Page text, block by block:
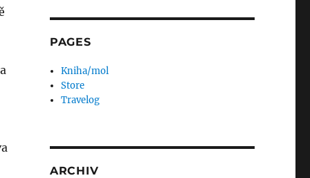
PAGES
Kniha/mol
Store
Travelog
ARCHIV